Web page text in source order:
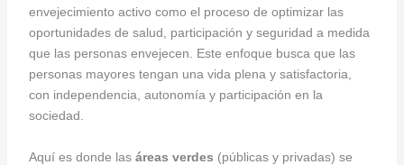
envejecimiento activo como el proceso de optimizar las
oportunidades de salud, participación y seguridad a medida
que las personas envejecen. Este enfoque busca que las
personas mayores tengan una vida plena y satisfactoria,
con independencia, autonomía y participación en la
sociedad.
Aquí es donde las áreas verdes (públicas y privadas) se